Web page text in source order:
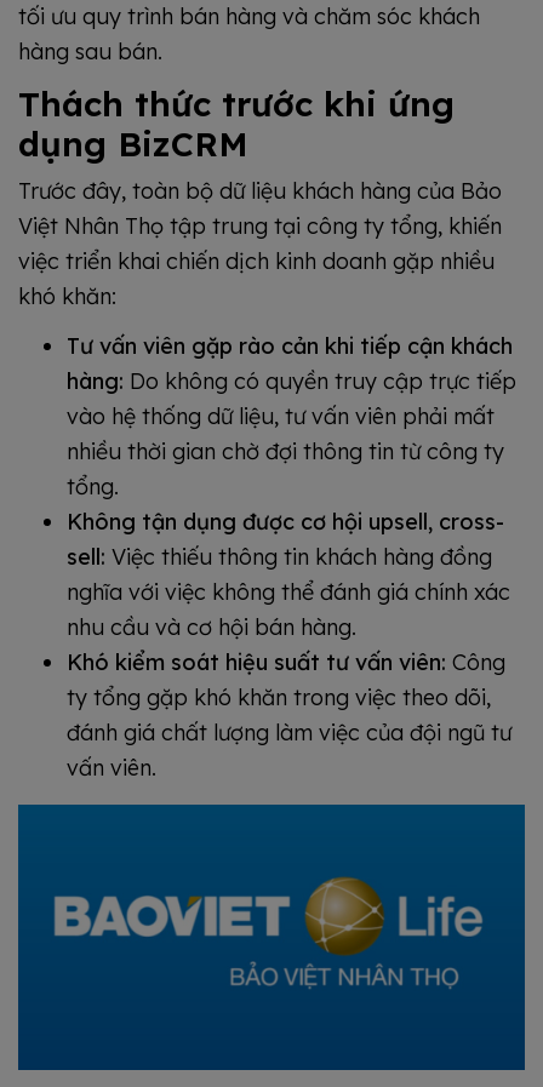
tối ưu quy trình bán hàng và chăm sóc khách
hàng sau bán.
Thách thức trước khi ứng
dụng BizCRM
Trước đây, toàn bộ dữ liệu khách hàng của Bảo
Việt Nhân Thọ tập trung tại công ty tổng, khiến
việc triển khai chiến dịch kinh doanh gặp nhiều
khó khăn:
Tư vấn viên gặp rào cản khi tiếp cận khách
hàng: Do không có quyền truy cập trực tiếp
vào hệ thống dữ liệu, tư vấn viên phải mất
nhiều thời gian chờ đợi thông tin từ công ty
tổng.
Không tận dụng được cơ hội upsell, cross-
sell: Việc thiếu thông tin khách hàng đồng
nghĩa với việc không thể đánh giá chính xác
nhu cầu và cơ hội bán hàng.
Khó kiểm soát hiệu suất tư vấn viên: Công
ty tổng gặp khó khăn trong việc theo dõi,
đánh giá chất lượng làm việc của đội ngũ tư
vấn viên.